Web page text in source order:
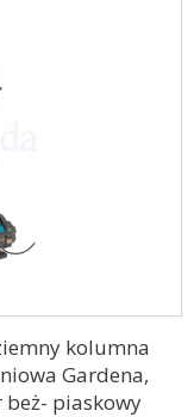
kolumna
Gardena,
piaskowy